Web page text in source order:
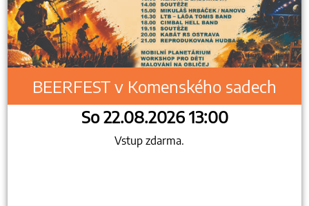
BEERFEST v Komenského sadech
So 22.08.2026 13:00
Vstup zdarma.